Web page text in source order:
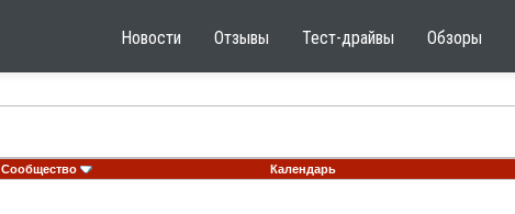
Новости Отзывы Тест-драйвы Обзоры
Сообщество Календарь